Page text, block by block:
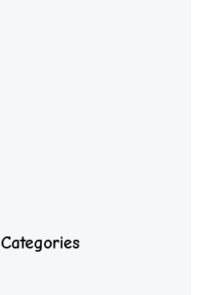
Categories